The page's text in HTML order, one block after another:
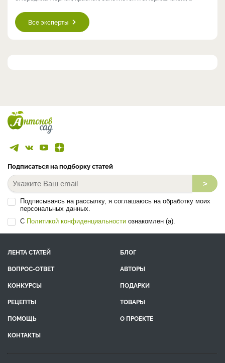
Все эксперты
Подписаться на подборку статей
>
Подписываясь на рассылку, я соглашаюсь на обработку моих
персональных данных.
С Политикой конфиденциальности ознакомлен (а).
ЛЕНТА СТАТЕЙ
БЛОГ
ВОПРОС-ОТВЕТ
АВТОРЫ
КОНКУРСЫ
ПОДАРКИ
РЕЦЕПТЫ
ТОВАРЫ
ПОМОЩЬ
О ПРОЕКТЕ
КОНТАКТЫ